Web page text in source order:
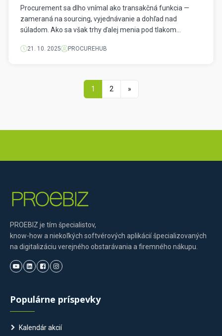
Procurement sa dlho vnímal ako transakčná funkcia —
zameraná na sourcing, vyjednávanie a dohľad nad
súladom. Ako sa však trhy ďalej menia pod tlakom
dodávateľských reťazcoch, nákupní lídri vstupujú do
popredným vzdelávateľom v […]
21. 10. 2025 PROCUREHUB
1 2 »
PROEBIZ je tím špecialistov,
know-how a niekoľkých softvérových aplikácií špecializovaných
na digitalizáciu verejného obstarávania a firemného nákupu.
Populárne príspevky
Kalendár akcií